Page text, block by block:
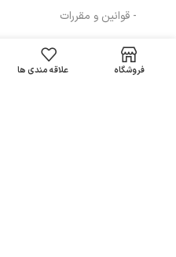
- قوانین و مقررات
مسیرهای ارتباطی
200 میلی لیتر ام2,293,348
فروشگاه علاقه مندی ها